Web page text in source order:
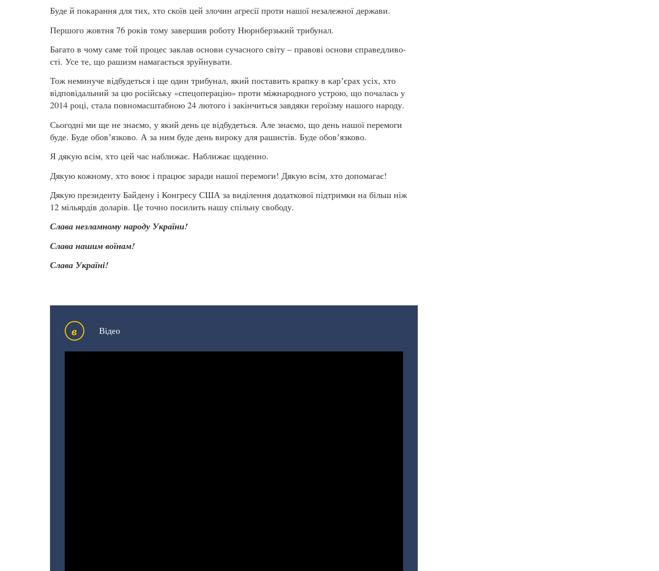
Буде й покарання для тих, хто скоїв цей злочин агресії проти нашої незалежної держави.
Першого жовтня 76 років тому завершив роботу Нюрнберзький трибунал.
Багато в чому саме той процес заклав основи сучасного світу – правові основи справедливо-
сті. Усе те, що рашизм намагається зруйнувати.
Тож неминуче відбудеться і ще один трибунал, який поставить крапку в карʼєрах усіх, хто
відповідальний за цю російську «спецоперацію» проти міжнародного устрою, що почалась у
2014 році, стала повномасштабною 24 лютого і закінчиться завдяки героїзму нашого народу.
Сьогодні ми ще не знаємо, у який день це відбудеться. Але знаємо, що день нашої перемоги
буде. Буде обовʼязково. А за ним буде день вироку для рашистів. Буде обовʼязково.
Я дякую всім, хто цей час наближає. Наближає щоденно.
Дякую кожному, хто воює і працює заради нашої перемоги! Дякую всім, хто допомагає!
Дякую президенту Байдену і Конгресу США за виділення додаткової підтримки на більш ніж
12 мільярдів доларів. Це точно посилить нашу спільну свободу.
Слава незламному народу України!
Слава нашим воїнам!
Слава Україні!
в Відео